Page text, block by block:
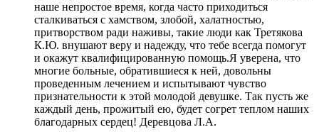
наше непростое время, когда часто приходиться
сталкиваться с хамством, злобой, халатностью,
притворством ради наживы, такие люди как Третякова
К.Ю. внушают веру и надежду, что тебе всегда помогут
и окажут квалифицированную помощь.Я уверена, что
многие больные, обратившиеся к ней, довольны
проведенным лечением и испытывают чувство
признательности к этой молодой девушке. Так пусть же
каждый день, прожитый ею, будет согрет теплом наших
благодарных сердец! Деревцова Л.А.